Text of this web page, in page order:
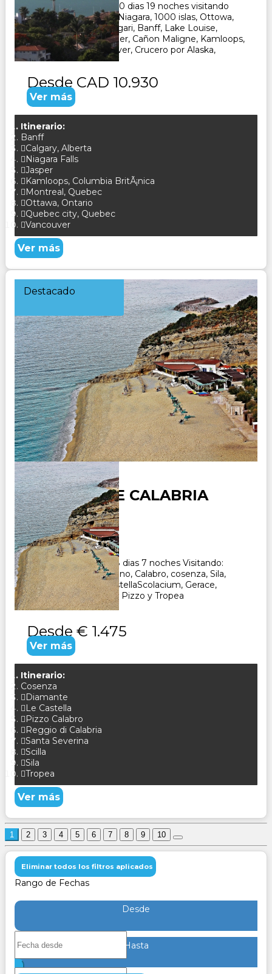
Paquete Turistico de 20 dias 19 noches visitando
Toronto, Cataratas del Niagara, 1000 islas, Ottowa,
Quebec, Montreal, Calgari, Banff, Lake Louise,
Campos de Hielo, Jasper, Cañon Maligne, Kamloops,
Fort Langley - Vancouver, Crucero por Alaska,
Desde CAD 10.930
Ver más
Itinerario:
Banff
Calgary, Alberta
Niagara Falls
Jasper
Kamloops, Columbia BritÃ¡nica
Montreal, Quebec
Ottawa, Ontario
Quebec city, Quebec
Vancouver
Ver más
Destacado
CIRCUITO DE CALABRIA
Duración:
8Días7Noches
Paquete Turistico de 8 dias 7 noches Visitando:
Diamante, Paola, Morano, Calabro, cosenza, Sila,
Santa Severina, Le CastellaScolacium, Gerace,
Reggio, Calabria, Scilla, Pizzo y Tropea
Desde € 1.475
Ver más
Itinerario:
Cosenza
Diamante
Le Castella
Pizzo Calabro
Reggio di Calabria
Santa Severina
Scilla
Sila
Tropea
Ver más
1 2 3 4 5 6 7 8 9 10
Eliminar todos los filtros aplicados
Rango de Fechas
Desde
Hasta